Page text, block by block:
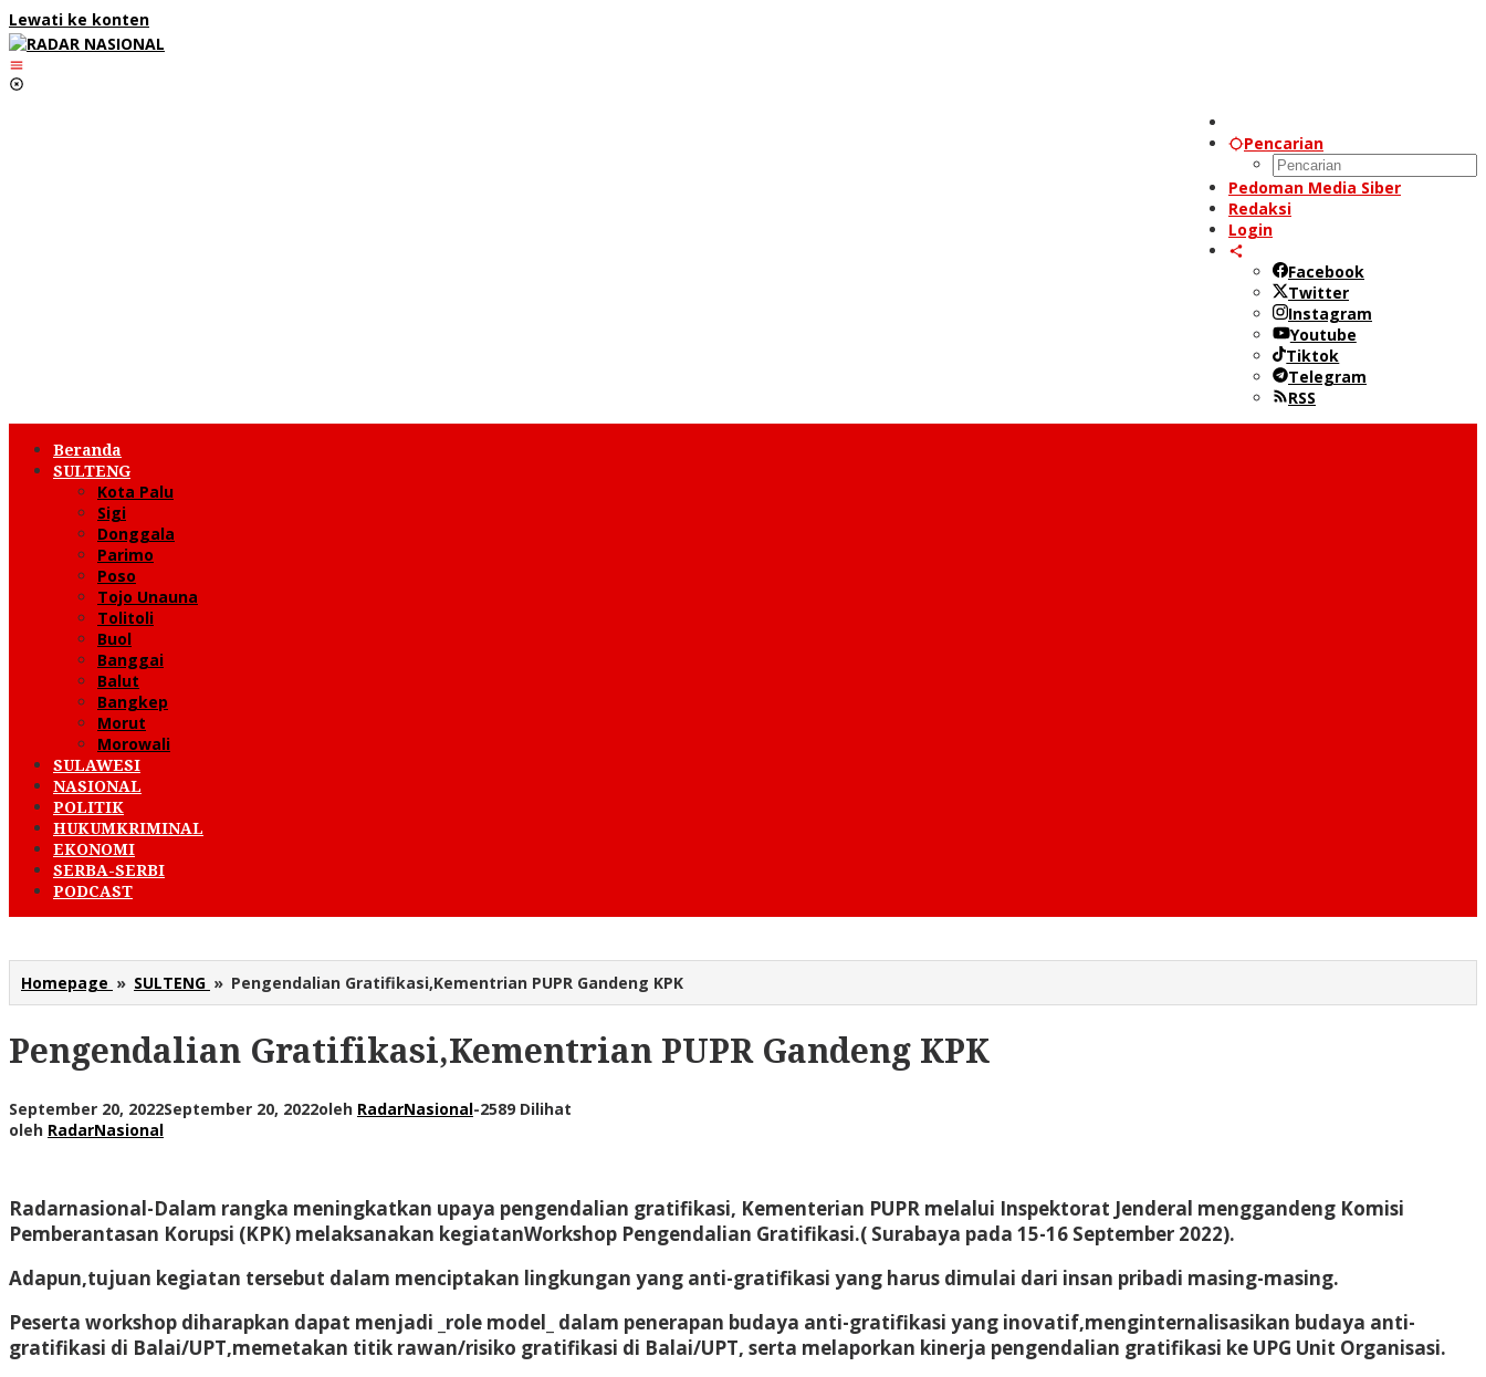
Lewati ke konten
Pencarian
Pedoman Media Siber
Redaksi
Login
Facebook
Twitter
Instagram
Youtube
Tiktok
Telegram
RSS
Beranda
SULTENG
Kota Palu
Sigi
Donggala
Parimo
Poso
Tojo Unauna
Tolitoli
Buol
Banggai
Balut
Bangkep
Morut
Morowali
SULAWESI
NASIONAL
POLITIK
HUKUMKRIMINAL
EKONOMI
SERBA-SERBI
PODCAST
Homepage » SULTENG » Pengendalian Gratifikasi,Kementrian PUPR Gandeng KPK
Pengendalian Gratifikasi,Kementrian PUPR Gandeng KPK
September 20, 2022September 20, 2022oleh RadarNasional-2589 Dilihat
oleh RadarNasional
Radarnasional-Dalam rangka meningkatkan upaya pengendalian gratifikasi, Kementerian PUPR melalui Inspektorat Jenderal menggandeng Komisi
Pemberantasan Korupsi (KPK) melaksanakan kegiatanWorkshop Pengendalian Gratifikasi.( Surabaya pada 15-16 September 2022).
Adapun,tujuan kegiatan tersebut dalam menciptakan lingkungan yang anti-gratifikasi yang harus dimulai dari insan pribadi masing-masing.
Peserta workshop diharapkan dapat menjadi _role model_ dalam penerapan budaya anti-gratifikasi yang inovatif,menginternalisasikan budaya anti-
gratifikasi di Balai/UPT,memetakan titik rawan/risiko gratifikasi di Balai/UPT, serta melaporkan kinerja pengendalian gratifikasi ke UPG Unit Organisasi.